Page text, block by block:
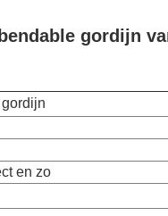
gordijn
en zo